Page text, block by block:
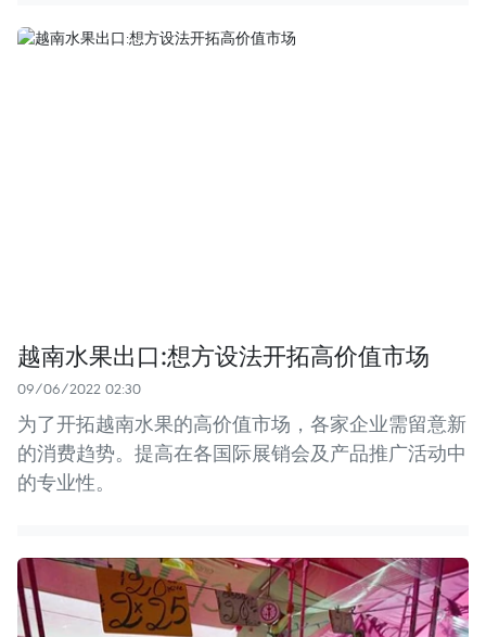
越南水果出口:想方设法开拓高价值市场
09/06/2022 02:30
为了开拓越南水果的高价值市场，各家企业需留意新
的消费趋势。提高在各国际展销会及产品推广活动中
的专业性。